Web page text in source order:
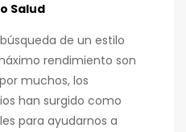
Salud
de un estilo
rendimiento son
muchos, los
han surgido como
para ayudarnos a